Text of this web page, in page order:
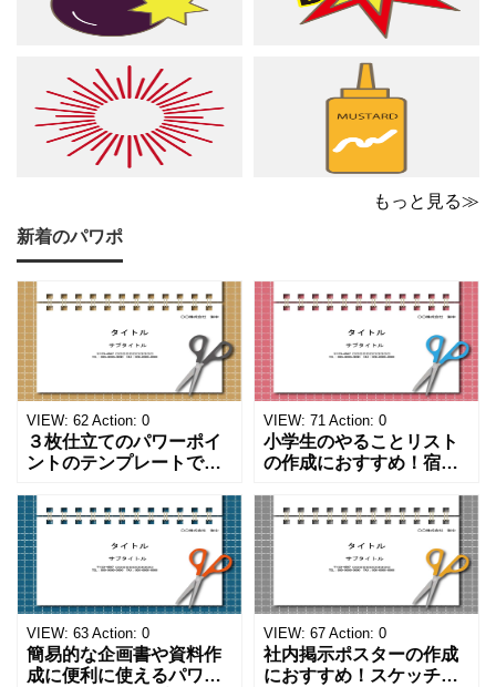
もっと見る≫
新着のパワポ
VIEW: 62 Action: 0
３枚仕立てのパワーポイ
ントのテンプレートで
ペンのワンポイントイラ
ストが描かれています。
ご案内やお知らせなど簡
単な資料を時短で作成で
きる便利なフォーマット
になります。 文房具好き
の方、掲示ポスターを作
成をされたい方におす
VIEW: 71 Action: 0
小学生のやることリスト
の作成におすすめ！宿題
事をまとめたい時のフォ
ーマットにおすすめしま
す。 ノートタイプのフォ
ーマットで文字入れをし
やすく、壁に貼ってもか
わいいデザインです。お
子さんが見てもテンショ
ンが上がるテンプレ
VIEW: 63 Action: 0
簡易的な企画書や資料作
成に便利に使えるパワー
VIEW: 67 Action: 0
社内掲示ポスターの作成
におすすめ！スケッチブ